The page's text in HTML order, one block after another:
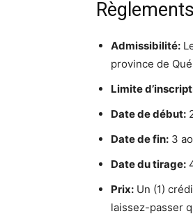
Admissibilité:
province de
Limite
Date de début:
Date de fin: 3
Date du tirage:
Prix: Un (1)
laissez-passer